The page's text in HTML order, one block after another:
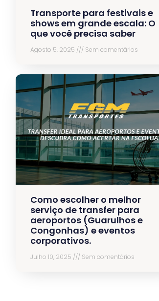
Transporte para festivais e
shows em grande escala: O
que você precisa saber
Agosto 5, 2025 Sem comentários
Como escolher o melhor
serviço de transfer para
aeroportos (Guarulhos e
Congonhas) e eventos
corporativos.
Julho 10, 2025 Sem comentários